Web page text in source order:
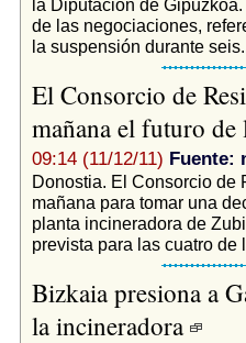
la Diputación de
de las negociaciones,
la suspensión durante
El Consorcio de
mañana el futuro
09:14 (11/12/11) Fuente:
Donostia. El Consorcio de
mañana para tomar una
planta incineradora de
prevista para las cuatro de
Bizkaia presiona a
la incineradora